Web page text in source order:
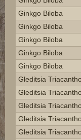
Ginkgo Biloba
Ginkgo Biloba
Ginkgo Biloba
Ginkgo Biloba
Ginkgo Biloba
Gleditsia
Gleditsia
Gleditsia
Gleditsia
Gleditsia